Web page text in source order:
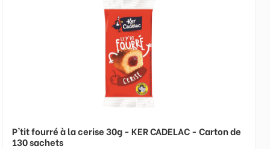
P'tit fourré à la cerise 30g - KER CADELAC - Carton de
130 sachets